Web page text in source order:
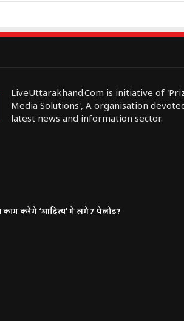
LiveUttarakhand.Com is initiative of
Media Solutions', A organisation
latest news and information sector.
काम करेंगे ‘आदित्य’ में लगे 7 पेलोड?